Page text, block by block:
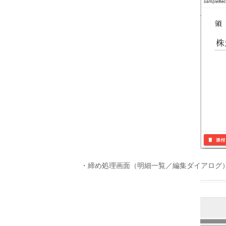
・締め処理画面（明細一覧／編集ダイアログ